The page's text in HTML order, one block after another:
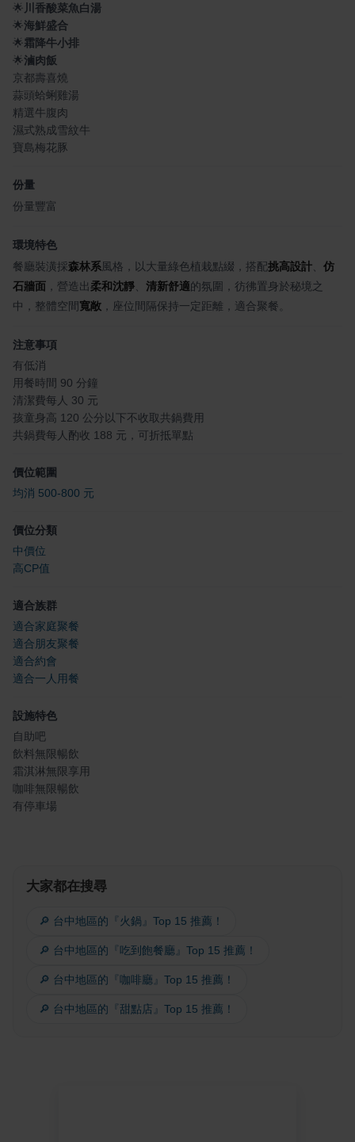
🌟 川香酸菜魚白湯
🌟海鮮盛合
🌟霜降牛小排
🌟滷肉飯
京都壽喜燒
蒜頭蛤蜊雞湯
精選牛腹肉
濕式熟成雪紋牛
寶島梅花豚
份量
份量豐富
環境特色
餐廳裝潢採森林系 風格，以大量綠色植栽點綴，搭配挑高設計
仿
石牆面 ，營造出柔和沈靜 清新舒適的氛圍，彷彿置身於秘境之
中，整體空間寬敞 ，座位間隔保持一定距離，適合聚餐。
注意事項
有低消
用餐時間 90 分鐘
清潔費每人 30 元
孩童身高 120 公分以下不收取共鍋費用
共鍋費每人酌收 188 元，可折抵單點
價位範圍
均消 500-800 元
價位分類
中價位
高CP值
適合族群
適合家庭聚餐
適合朋友聚餐
適合約會
適合一人用餐
設施特色
自助吧
飲料無限暢飲
霜淇淋無限享用
咖啡無限暢飲
有停車場
大家都在搜尋
🔎 台中地區的『火鍋』Top 15 推薦！
🔎 台中地區的『吃到飽餐廳』Top 15 推薦！
🔎 台中地區的『咖啡廳』Top 15 推薦！
🔎 台中地區的『甜點店』Top 15 推薦！